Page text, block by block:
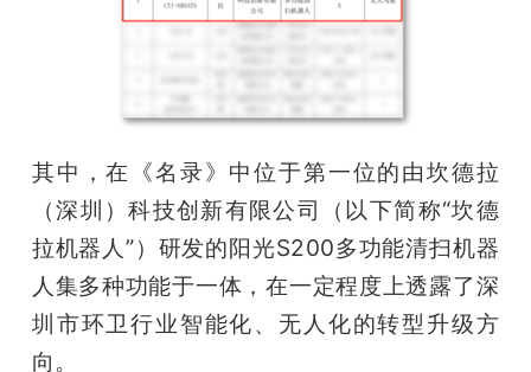
其中，在《名录》中位于第一位的由坎德拉
（深圳）科技创新有限公司（以下简称“坎德
拉机器人”）研发的阳光S200多功能清扫机器
人集多种功能于一体，在一定程度上透露了深
圳市环卫行业智能化、无人化的转型升级方
向。